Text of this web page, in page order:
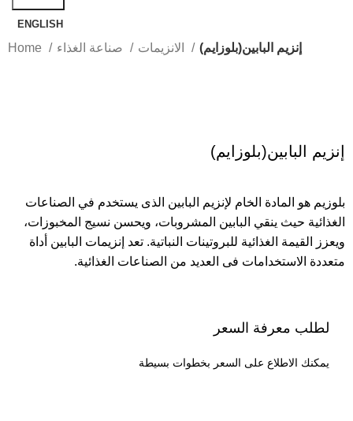
ENGLISH
Home إنزيم البابين(بلوزايم)
إنزيم البابين(بلوزايم)
بلوزيم هو المادة الخام لإنزيم البابين الذى يستخدم في الصناعات
الغذائية حيث ينقي البابين المشروبات، ويحسن نسيج المخبوزات،
ويعزز القيمة الغذائية للبروتينات النباتية. تعد إنزيمات البابين أداة
متعددة الاستخدامات فى العديد من الصناعات الغذائية.
لطلب معرفة السعر
يمكنك الاطلاع على السعر بخطوات بسيطة